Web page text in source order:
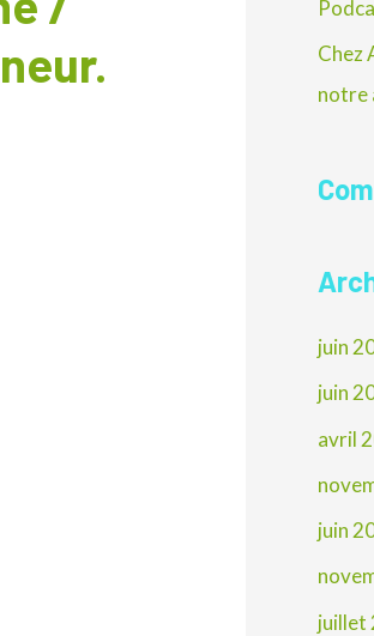
Chez
notre
juin
juin
avril
juin
juillet